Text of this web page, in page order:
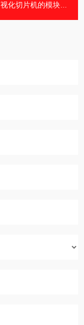
模块化设计与操作便利性